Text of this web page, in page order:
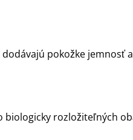
pokožke
rozložiteľných